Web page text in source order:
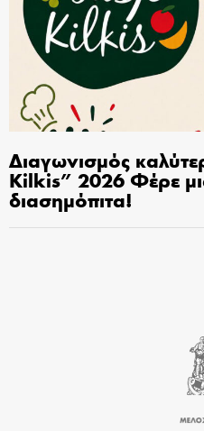
Διαγωνισμός
Kilkis” 2026 Φέρε
διασημόπιτα!